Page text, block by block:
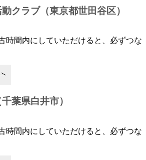
クラブ（東京都世田谷区）
時間内にしていただけると、必ずつな
葉県白井市）
時間内にしていただけると、必ずつな